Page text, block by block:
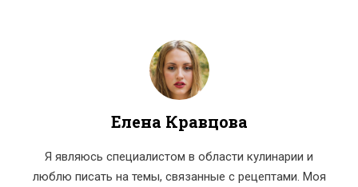
Елена Кравцова
Я являюсь специалистом в области кулинарии и
люблю писать на темы, связанные с рецептами. Моя